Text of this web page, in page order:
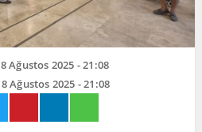
8 Ağustos 2025 - 21:08
8 Ağustos 2025 - 21:08